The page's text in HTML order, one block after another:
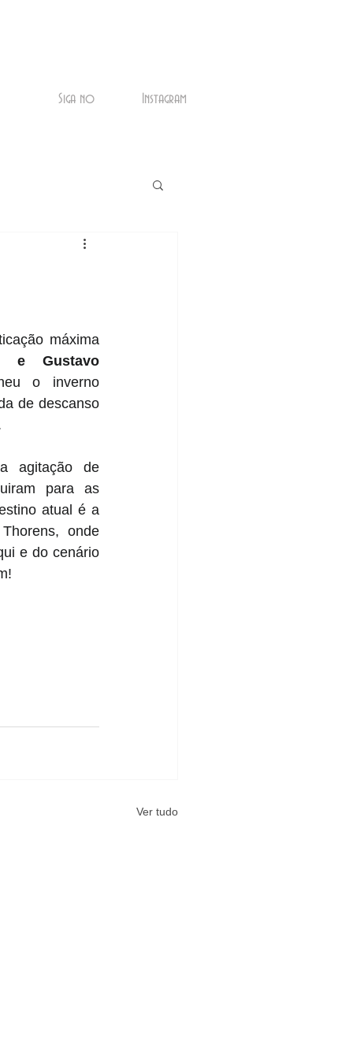
Siga no Instagram
máxima
e Gustavo
o inverno
de descanso
agitação de
para as
atual é a
onde
e do cenário
Ver tudo